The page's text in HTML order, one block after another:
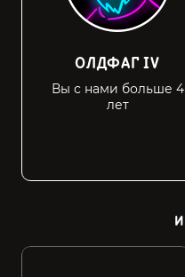
ОЛДФАГ IV
Вы с нами больше 4
лет